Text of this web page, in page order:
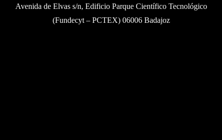
Avenida de Elvas s/n, Edificio Parque Científico Tecnológico
(Fundecyt – PCTEX) 06006 Badajoz